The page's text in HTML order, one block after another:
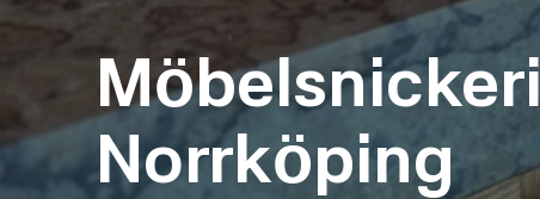
Möbelsnickeri
Norrköping